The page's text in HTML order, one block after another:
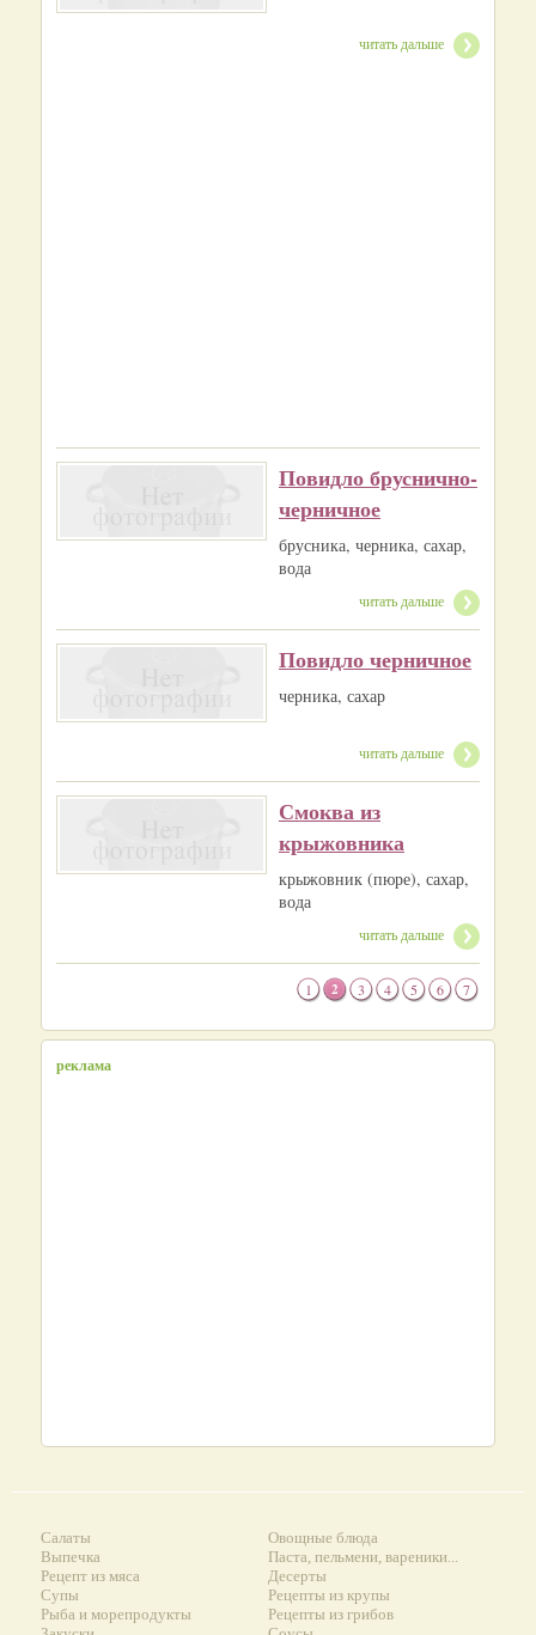
читать дальше
Повидло бруснично-
черничное
брусника, черника, сахар,
вода
читать дальше
Повидло черничное
черника, сахар
читать дальше
Смоква из
крыжовника
крыжовник (пюре), сахар,
вода
читать дальше
1 2 3 4 5 6 7
реклама
Салаты
Выпечка
Рецепт из мяса
Супы
Рыба и морепродукты
Овощные блюда
Паста, пельмени, вареники...
Десерты
Рецепты из крупы
Рецепты из грибов